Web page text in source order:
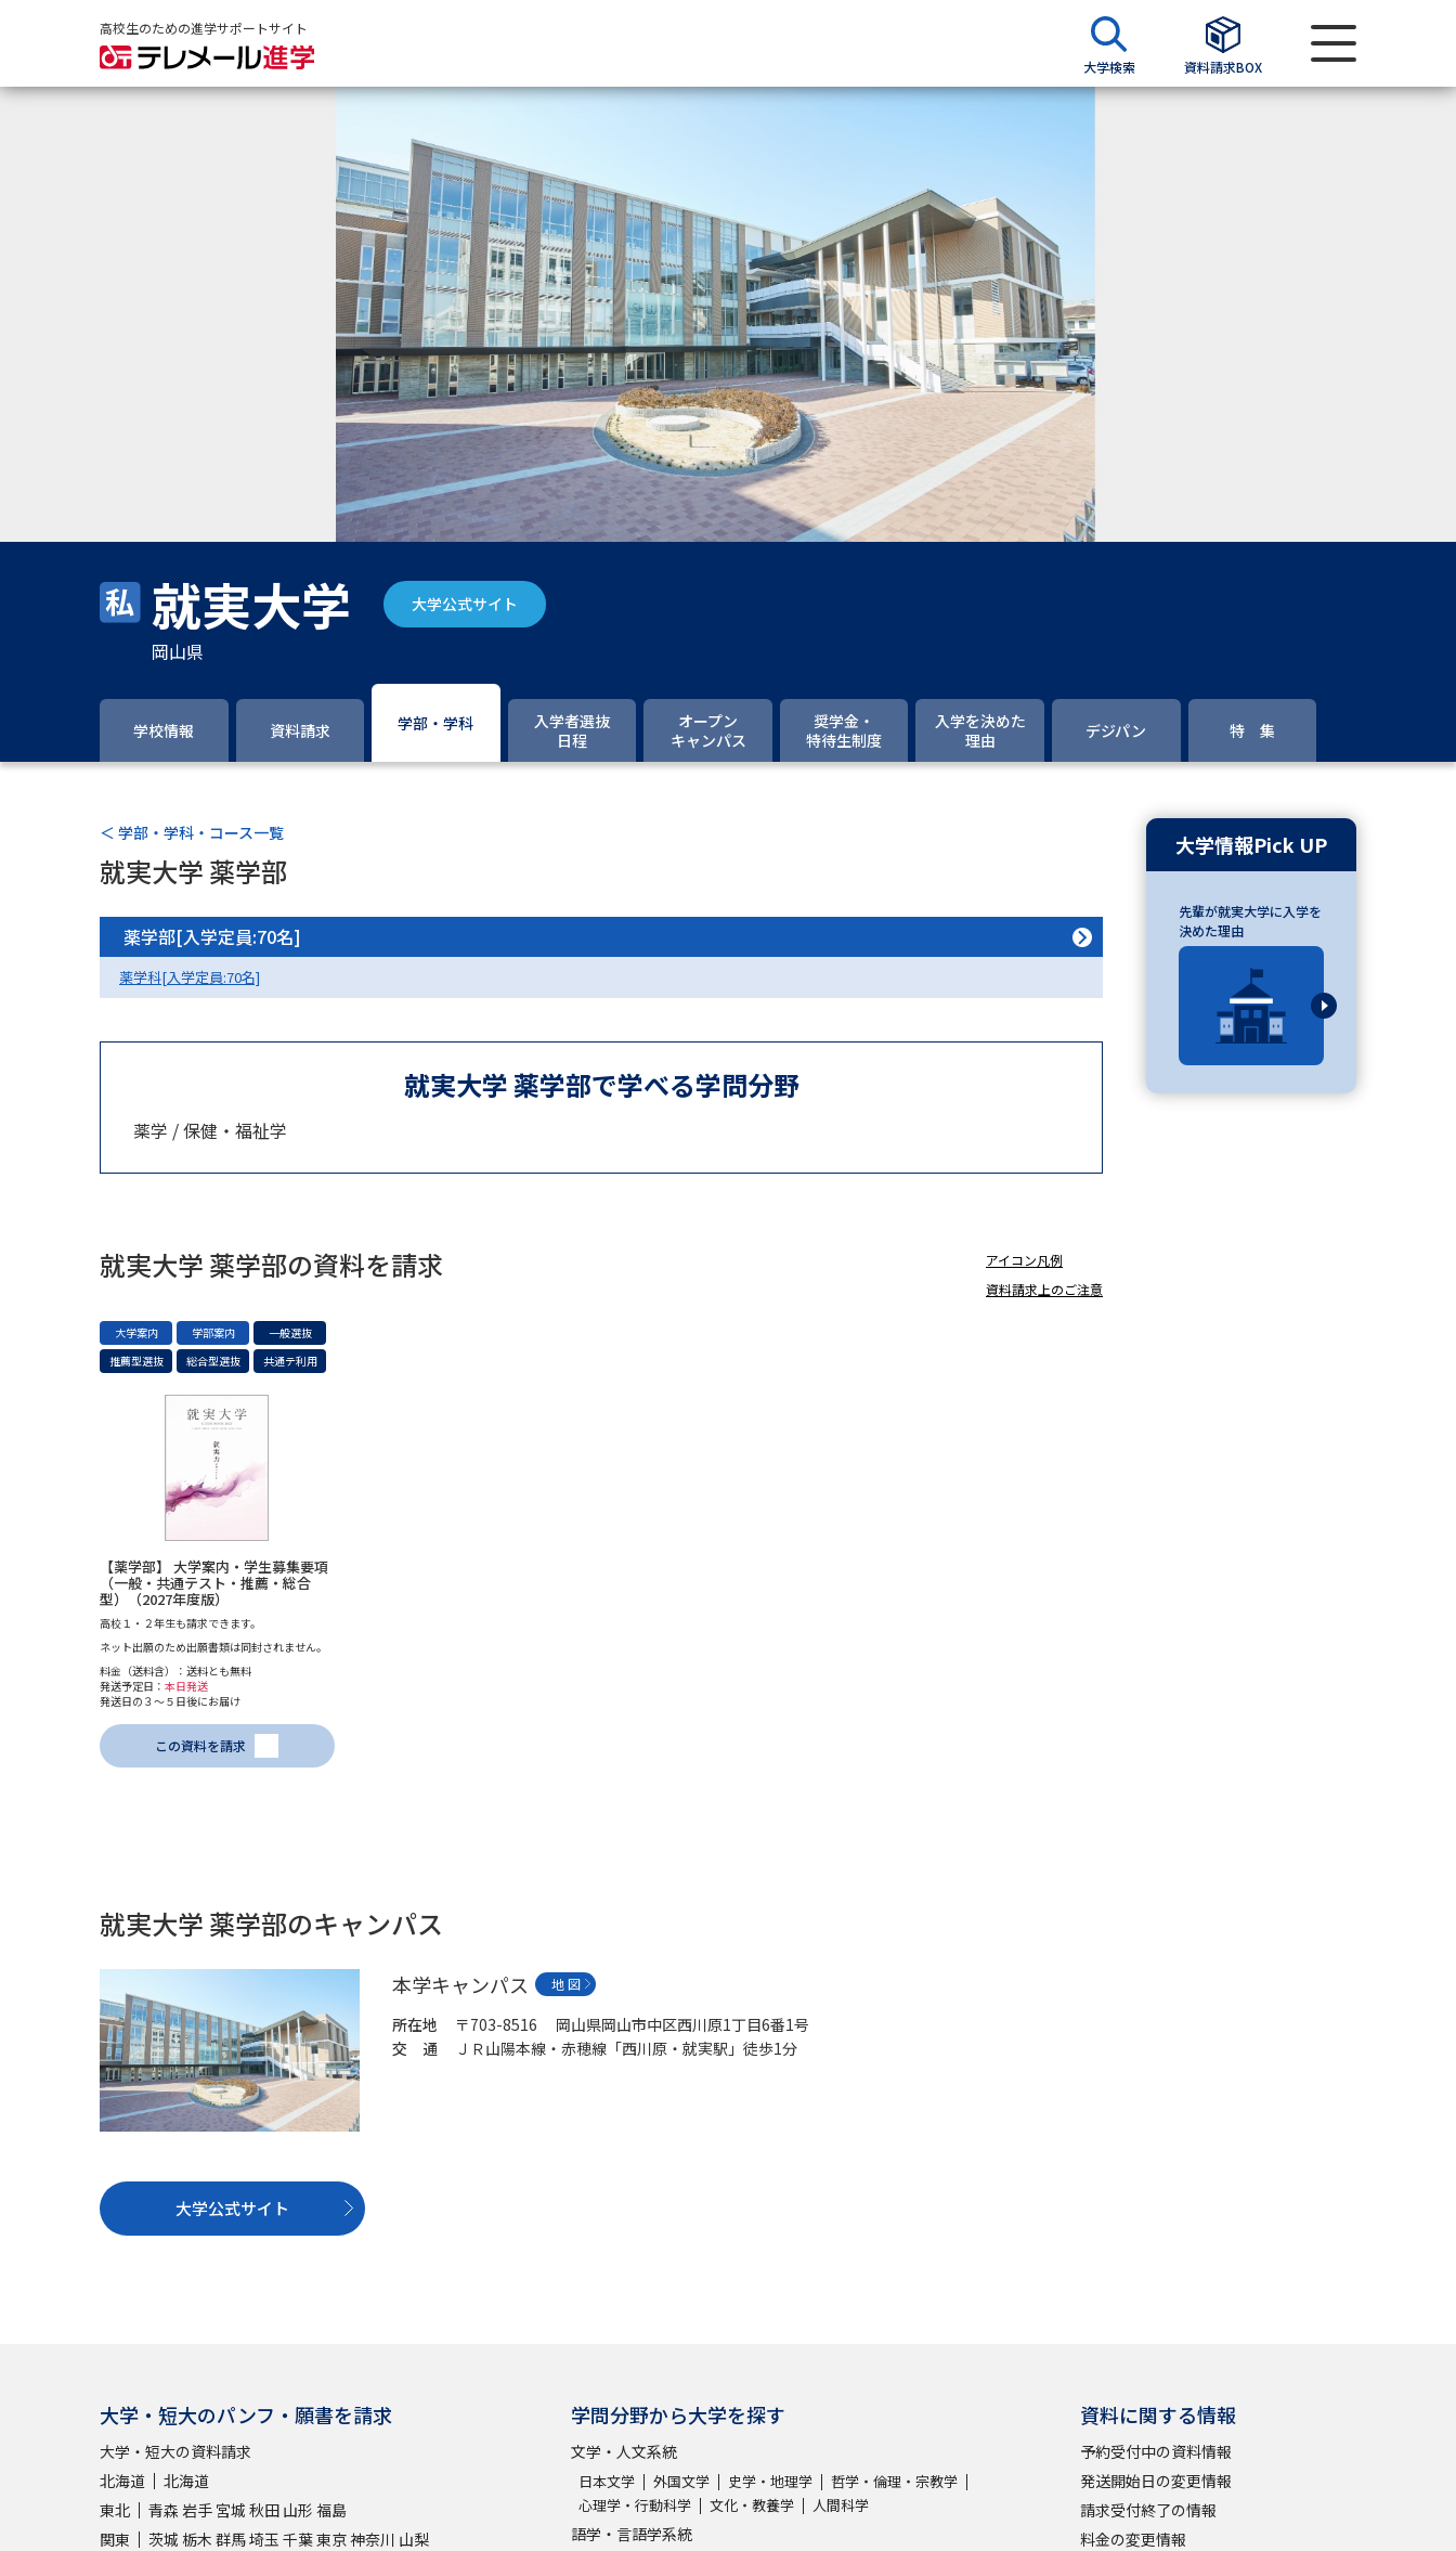
高校生のための進学サポートサイト
大学検索 資料請求BOX
大学・短大の資料種類から請求
大学パンフ
学部・学科パンフ
総合型選抜・学校推薦型選抜 募集要項＆願書
大学入学共通テスト利用選抜の募集要項＆願書
過去問題集
大学・短大以外の資料から請求
専門学校の資料請求 大学院の資料請求
留学・進学関連、塾・予備校
大学入学共通テスト「受験案内」の請求
大学入学共通テスト「受験上の配慮案内」の請求
高等学校卒業程度認定試験
大学研究 大学検索
デジタルパンフレット
進路の３択
新学年スタート号特集ページ（高3生用）
新学年スタート号特集ページ（高2生用）
就実大学 大学公式サイト
岡山県
学校情報 資料請求 学部・学科
入学者選抜
日程
オープン
キャンパス
奨学金・
特待生制度
入学を決めた
理由
デジパン 特 集
＜ 学部・学科・コース一覧
就実大学 薬学部
薬学部[入学定員:70名]
薬学科[入学定員:70名]
就実大学 薬学部で学べる学問分野
薬学 / 保健・福祉学
就実大学 薬学部の資料を請求
アイコン凡例
資料請求上のご注意
大学案内 学部案内
一般選抜
推薦型選抜
総合型選抜 共通テ利用
【薬学部】 大学案内・学生募集要項
（一般・共通テスト・推薦・総合
型）（2027年度版）
高校１・２年生も請求できます。
ネット出願のため出願書類は同封されません。
料金（送料含）：送料とも無料
発送予定日： 本日発送
発送日の３～５日後にお届け
この資料を請求
就実大学 薬学部のキャンパス
本学キャンパス 地 図
所在地
〒703-8516 岡山県岡山市中区西川原1丁目6番1号
交 通
ＪＲ山陽本線・赤穂線「西川原・就実駅」徒歩1分
大学公式サイト
大学情報Pick UP
先輩が就実大学に入学を
決めた理由
大学・短大のパンフ・願書を請求
大学・短大の資料請求
北海道
北海道
東北
青森 岩手 宮城 秋田 山形 福島
関東
茨城 栃木 群馬埼玉 千葉東京神奈川 山梨
学問分野から大学を探す
文学・人文系統
日本文学 外国文学 史学・地理学
哲学・倫理・宗教学
心理学・行動科学
文化・教養学 人間科学
語学・言語学系統
資料に関する情報
予約受付中の資料情報
発送開始日の変更情報
請求受付終了の情報
料金の変更情報